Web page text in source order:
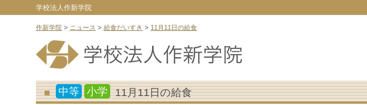
学校法人作新学院
作新学院 > ニュース > 給食だいすき > 11月11日の給食
中等 小学 11月11日の給食